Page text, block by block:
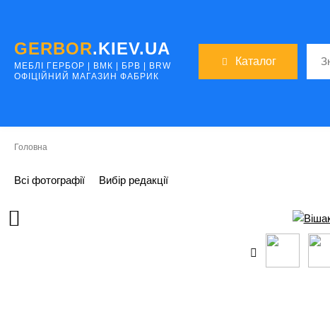
GERBOR.KIEV.UA
МЕБЛI ГЕРБОР | ВМК | БРВ | BRW
ОФІЦІЙНИЙ МАГАЗИН ФАБРИК
Каталог
Головна
Всі фотографії Вибір редакції